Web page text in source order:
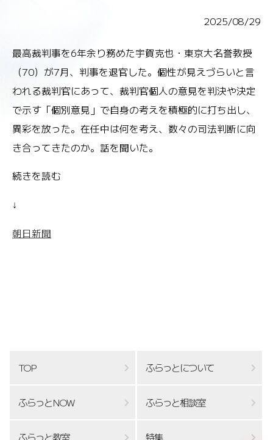
2025/08/29
最高裁判事を6年余り務めた宇賀克也・東京大名誉教授
（70）が7月、判事を退官した。個性が見えづらいと言
われる裁判官にあって、裁判官個人の意見を判決や決定
で示す「個別意見」で自身の考えを積極的に打ち出し、
異彩を放った。在任中は何を考え、数々の司法判断に向
き合ってきたのか。話を聞いた。
続きを読む
↓
朝日新聞
TOP ふらっとについて
ふらっとNOW ふらっと相談室
ふらっと教室 特集